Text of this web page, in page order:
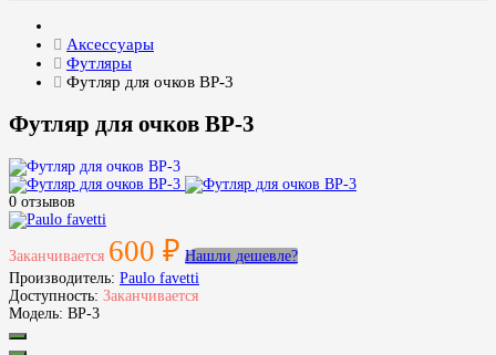
Аксессуары
Футляры
Футляр для очков ВР-3
Футляр для очков ВР-3
0 отзывов
Заканчивается 600 ₽ Нашли дешевле?
Производитель: Paulo favetti
Доступность: Заканчивается
Модель: ВР-3